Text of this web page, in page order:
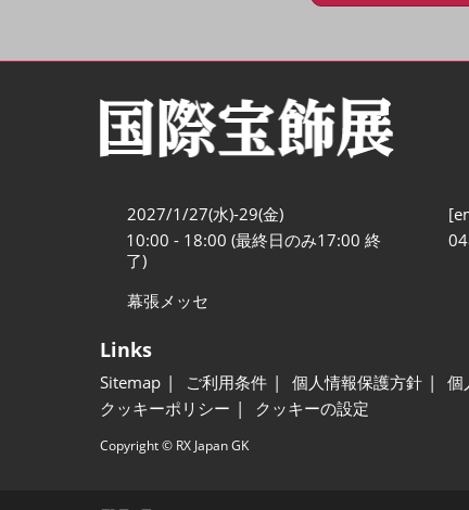
2027/1/27(水)-29(金)
10:00 - 18:00 (最終日のみ17:00 終
了)
幕張メッセ
Links
Sitemap ご利用条件 個人情報保護方針 個
クッキーポリシー
クッキーの設定
Copyright © RX Japan GK